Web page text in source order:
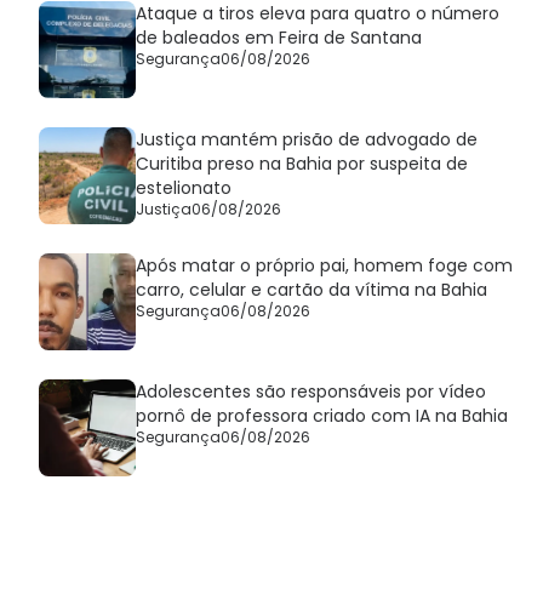
Ataque a tiros eleva para quatro o número
de baleados em Feira de Santana
Segurança06/08/2026
Justiça mantém prisão de advogado de
Curitiba preso na Bahia por suspeita de
estelionato
Justiça06/08/2026
Após matar o próprio pai, homem foge com
carro, celular e cartão da vítima na Bahia
Segurança06/08/2026
Adolescentes são responsáveis por vídeo
pornô de professora criado com IA na Bahia
Segurança06/08/2026